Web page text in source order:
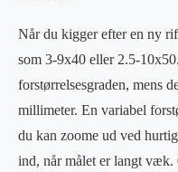
Når du kigger efter en ny
som 3-9x40 eller 2.5-
forstørrelsesgraden, mens
millimeter. En variabel
du kan zoome ud ved
ind, når målet er langt væk.